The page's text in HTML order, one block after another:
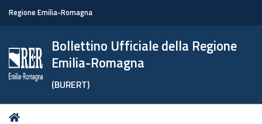
Regione Emilia-Romagna
Bollettino Ufficiale della Regione
Emilia-Romagna
(BURERT)
Tu